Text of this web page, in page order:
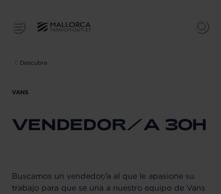
Descubre
VANS
VENDEDOR/A 30H
Buscamos un vendedor/a al que le apasione su
trabajo para que se una a nuestro equipo de Vans